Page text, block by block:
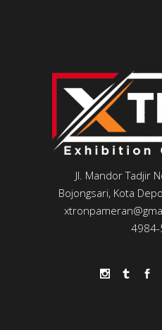
Jl. Mandor Tadjir
Bojongsari, Kota